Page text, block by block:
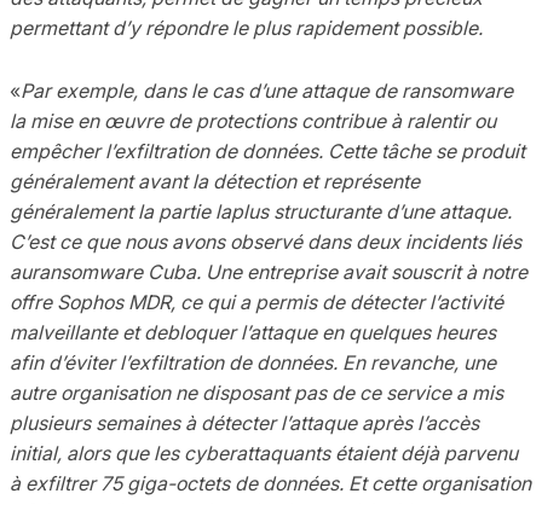
permettant d’y répondre le plus rapidement possible.
«Par exemple, dans le cas d’une attaque de ransomware
la mise en œuvre de protections contribue à ralentir ou
empêcher l’exfiltration de données. Cette tâche se produit
généralement avant la détection et représente
généralement la partie laplus structurante d’une attaque.
C’est ce que nous avons observé dans deux incidents liés
auransomware Cuba. Une entreprise avait souscrit à notre
offre Sophos MDR, ce qui a permis de détecter l’activité
malveillante et debloquer l’attaque en quelques heures
afin d’éviter l’exfiltration de données. En revanche, une
autre organisation ne disposant pas de ce service a mis
plusieurs semaines à détecter l’attaque après l’accès
initial, alors que les cyberattaquants étaient déjà parvenu
à exfiltrer 75 giga-octets de données. Et cette organisation